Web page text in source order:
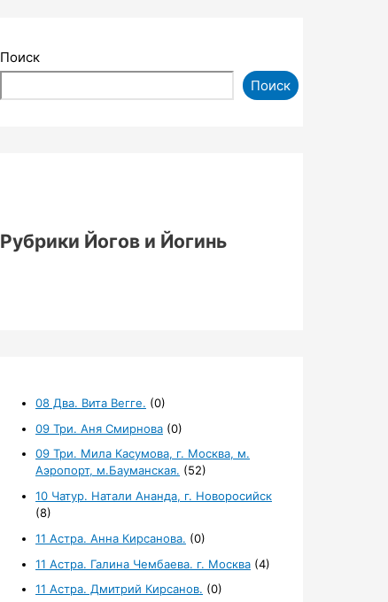
Поиск
Поиск
Рубрики Йогов и Йогинь
08 Два. Вита Вегге. (0)
09 Три. Аня Смирнова (0)
09 Три. Мила Касумова, г. Москва, м.
Аэропорт, м.Бауманская. (52)
10 Чатур. Натали Ананда, г. Новоросийск
(8)
11 Астра. Анна Кирсанова. (0)
11 Астра. Галина Чембаева. г. Москва (4)
11 Астра. Дмитрий Кирсанов. (0)